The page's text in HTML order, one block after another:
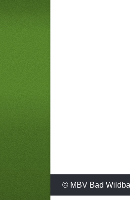
© MBV Bad